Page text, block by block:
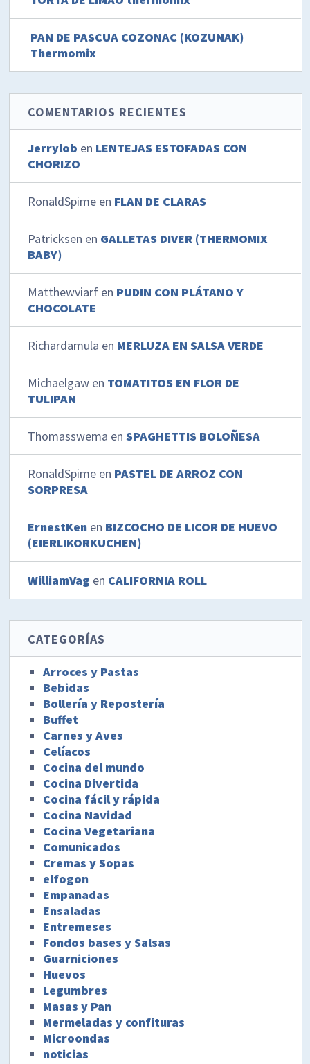
PAN DE PASCUA COZONAC (KOZUNAK)
Thermomix
COMENTARIOS RECIENTES
Jerrylob en LENTEJAS ESTOFADAS CON
CHORIZO
RonaldSpime en FLAN DE CLARAS
Patricksen en GALLETAS DIVER (THERMOMIX
BABY)
Matthewviarf en PUDIN CON PLÁTANO Y
CHOCOLATE
Richardamula en MERLUZA EN SALSA VERDE
Michaelgaw en TOMATITOS EN FLOR DE
TULIPAN
Thomasswema enSPAGHETTIS BOLOÑESA
RonaldSpime en PASTEL DE ARROZ CON
SORPRESA
ErnestKen en BIZCOCHO DE LICOR DE HUEVO
(EIERLIKORKUCHEN)
WilliamVag en CALIFORNIA ROLL
CATEGORÍAS
Arroces y Pastas
Bebidas
Bollería y Repostería
Buffet
Carnes y Aves
Celíacos
Cocina del mundo
Cocina Divertida
Cocina fácil y rápida
Cocina Navidad
Cocina Vegetariana
Comunicados
Cremas y Sopas
elfogon
Empanadas
Ensaladas
Entremeses
Fondos bases y Salsas
Guarniciones
Huevos
Legumbres
Masas y Pan
Mermeladas y confituras
Microondas
noticias